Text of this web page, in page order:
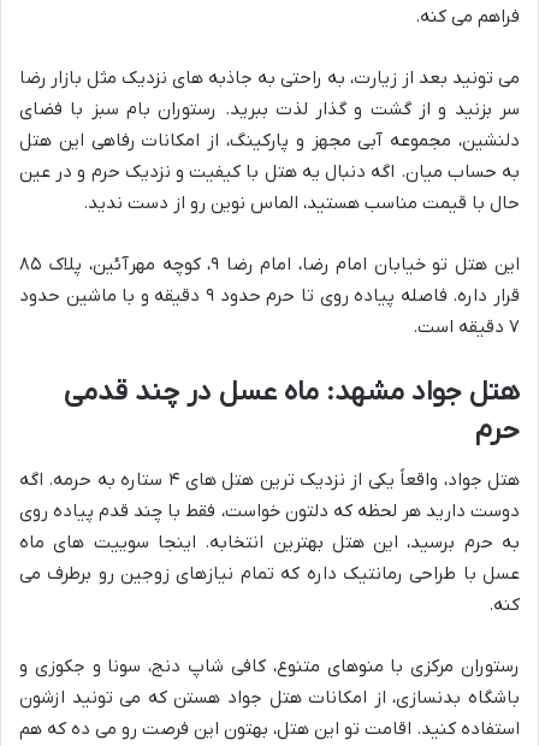
فراهم می کنه.
می تونید بعد از زیارت، به راحتی به جاذبه های نزدیک مثل بازار رضا
سر بزنید و از گشت و گذار لذت ببرید. رستوران بام سبز با فضای
دلنشین، مجموعه آبی مجهز و پارکینگ، از امکانات رفاهی این هتل
به حساب میان. اگه دنبال یه هتل با کیفیت و نزدیک حرم و در عین
حال با قیمت مناسب هستید، الماس نوین رو از دست ندید.
این هتل تو خیابان امام رضا، امام رضا ۹، کوچه مهرآئین، پلاک ۸۵
قرار داره. فاصله پیاده روی تا حرم حدود ۹ دقیقه و با ماشین حدود
۷ دقیقه است.
هتل جواد مشهد: ماه عسل در چند قدمی
حرم
هتل جواد، واقعاً یکی از نزدیک ترین هتل های ۴ ستاره به حرمه. اگه
دوست دارید هر لحظه که دلتون خواست، فقط با چند قدم پیاده روی
به حرم برسید، این هتل بهترین انتخابه. اینجا سوییت های ماه
عسل با طراحی رمانتیک داره که تمام نیازهای زوجین رو برطرف می
کنه.
رستوران مرکزی با منوهای متنوع، کافی شاپ دنج، سونا و جکوزی و
باشگاه بدنسازی، از امکانات هتل جواد هستن که می تونید ازشون
استفاده کنید. اقامت تو این هتل، بهتون این فرصت رو می ده که هم